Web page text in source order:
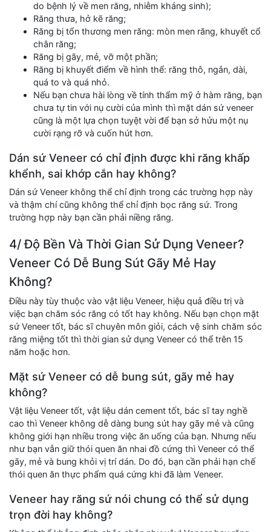
do bệnh lý về men răng, nhiễm kháng sinh);
Răng thưa, hở kẽ răng;
Răng bị tổn thương men răng: mòn men răng, khuyết cổ
chân răng;
Răng bị gãy, mẻ, vỡ một phần;
Răng bị khuyết điểm về hình thể: răng thô, ngắn, dài,
quá to và quá nhỏ.
Nếu bạn chưa hài lòng về tính thẩm mỹ ở hàm răng, bạn
chưa tự tin với nụ cười của mình thì mặt dán sứ veneer
cũng là một lựa chọn tuyệt vời để bạn sở hửu một nụ
cười rạng rỡ và cuốn hút hơn.
Dán sứ Veneer có chỉ định được khi răng khấp
khểnh, sai khớp cắn hay không?
Dán sứ Veneer không thể chỉ định trong các trường hợp này
và thậm chí cũng không thể chỉ định bọc răng sứ. Trong
trường hợp này bạn cần phải niềng răng.
4/ Độ Bền Và Thời Gian Sử Dụng Veneer?
Veneer Có Dễ Bung Sút Gãy Mẻ Hay
Không?
Điều này tùy thuộc vào vật liệu Veneer, hiệu quả điều trị và
việc bạn chăm sóc răng có tốt hay không. Nếu bạn chọn mặt
sứ Veneer tốt, bác sĩ chuyên môn giỏi, cách vệ sinh chăm sóc
răng miệng tốt thì thời gian sử dụng Veneer có thể trên 15
năm hoặc hơn.
Mặt sứ Veneer có dễ bung sút, gãy mẻ hay
không?
Vật liệu Veneer tốt, vật liệu dán cement tốt, bác sĩ tay nghề
cao thì Veneer không dễ dàng bung sút hay gãy mẻ và cũng
không giới hạn nhiều trong việc ăn uống của bạn. Nhưng nếu
như bạn vẫn giữ thói quen ăn nhai đồ cứng thì Veneer có thể
gãy, mẻ và bung khỏi vị trí dán. Do đó, bạn cần phải hạn chế
thói quen ăn thực phẩm quá cứng khi đã làm Veneer.
Veneer hay răng sứ nói chung có thể sử dụng
trọn đời hay không?